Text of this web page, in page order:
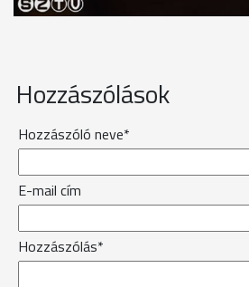
Hozzászólások
Hozzászóló neve*
E-mail cím
Hozzászólás*